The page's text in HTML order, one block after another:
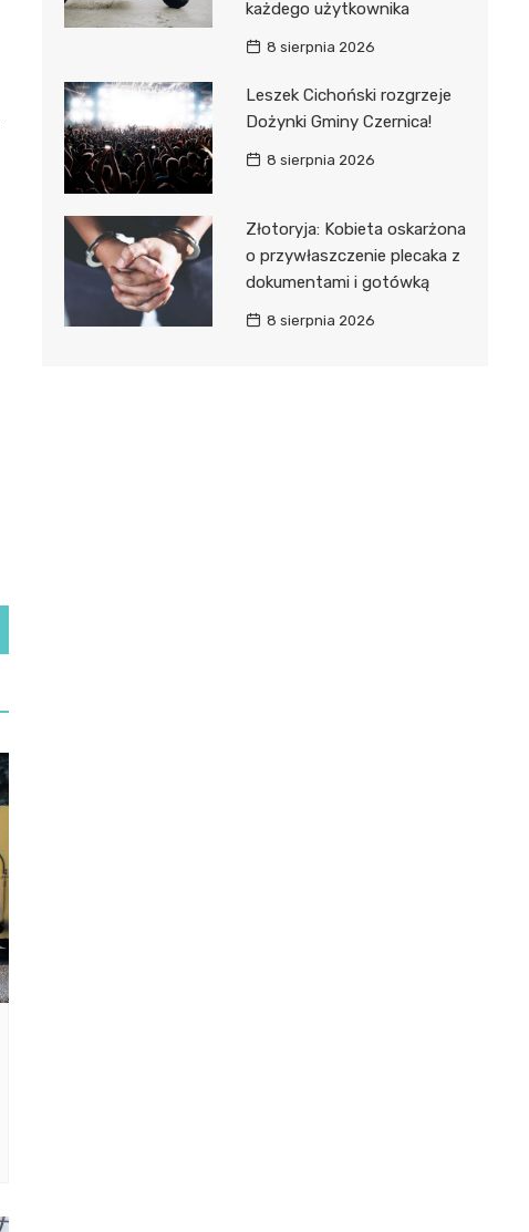
każdego użytkownika
8 sierpnia 2026
Leszek Cichoński rozgrzeje
Dożynki Gminy Czernica!
8 sierpnia 2026
Złotoryja: Kobieta oskarżona
o przywłaszczenie plecaka z
dokumentami i gotówką
8 sierpnia 2026